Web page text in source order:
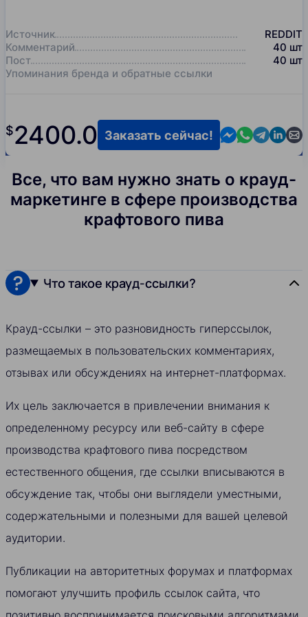
Источник
REDDIT
Комментарий
40 шт
Пост
40 шт
Упоминания бренда и обратные ссылки
$2400.0 Contact us in
Contact us
Contact
Заказать сейчас!
Все, что вам нужно знать о крауд-
маркетинге в сфере производства
крафтового пива
Что такое крауд-ссылки?
Крауд-ссылки – это разновидность гиперссылок,
размещаемых в пользовательских комментариях,
отзывах или обсуждениях на интернет-платформах.
Их цель заключается в привлечении внимания к
определенному ресурсу или веб-сайту в сфере
производства крафтового пива посредством
естественного общения, где ссылки вписываются в
обсуждение так, чтобы они выглядели уместными,
содержательными и полезными для вашей целевой
аудитории.
Публикации на авторитетных форумах и платформах
помогают улучшить профиль ссылок сайта, что